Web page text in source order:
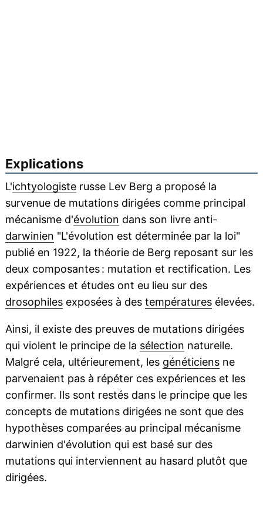
Explications
L'ichtyologisterusse Lev Berg a proposé la
survenue de mutations dirigées comme principal
mécanisme d'évolution dans son livre anti-
darwinien "L'évolution est déterminée par la loi"
publié en 1922, la théorie de Berg reposant sur les
deux composantes : mutation et rectification. Les
expériences et études ont eu lieu sur des
drosophilesexposées à des températuresélevées.
Ainsi, il existe des preuves de mutations dirigées
qui violent le principe de la sélection naturelle.
Malgré cela, ultérieurement, les généticiensne
parvenaient pas à répéter ces expériences et les
confirmer. Ils sont restés dans le principe que les
concepts de mutations dirigées ne sont que des
hypothèses comparées au principal mécanisme
darwinien d'évolution qui est basé sur des
mutations qui interviennent au hasard plutôt que
dirigées.